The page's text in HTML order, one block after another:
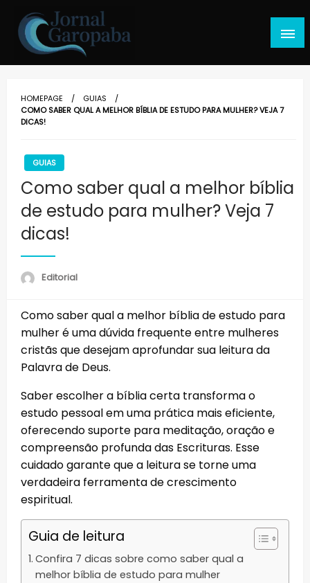
content
Jornal Garopaba
HOMEPAGE
GUIAS
COMO SABER QUAL A MELHOR BÍBLIA DE ESTUDO PARA MULHER? VEJA 7
DICAS!
GUIAS
Como saber qual a melhor bíblia
de estudo para mulher? Veja 7
dicas!
Editorial
Como saber qual a melhor bíblia de estudo para
mulher é uma dúvida frequente entre mulheres
cristãs que desejam aprofundar sua leitura da
Palavra de Deus.
Saber escolher a bíblia certa transforma o
estudo pessoal em uma prática mais eficiente,
oferecendo suporte para meditação, oração e
compreensão profunda das Escrituras. Esse
cuidado garante que a leitura se torne uma
verdadeira ferramenta de crescimento
espiritual.
Guia de leitura
Confira 7 dicas sobre como saber qual a
melhor bíblia de estudo para mulher